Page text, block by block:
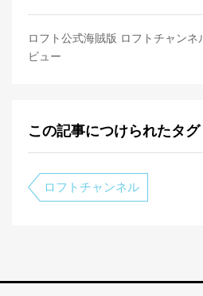
ロフト公式海賊版 ロフトチャン
ビュー
この記事につけられたタグ
ロフトチャンネル